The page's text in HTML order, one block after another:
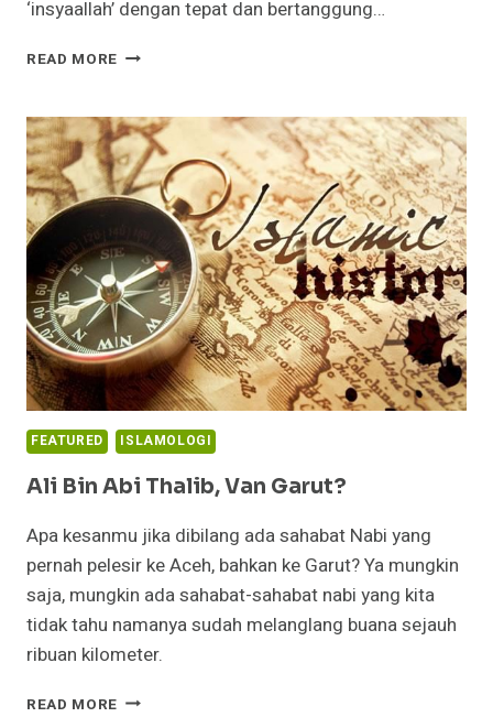
‘insyaallah’ dengan tepat dan bertanggung…
READ MORE BEBERAPA
“INSYAALLAH”
FEATURED ISLAMOLOGI
Ali Bin Abi Thalib, Van Garut?
Apa kesanmu jika dibilang ada sahabat Nabi yang
pernah pelesir ke Aceh, bahkan ke Garut? Ya mungkin
saja, mungkin ada sahabat-sahabat nabi yang kita
tidak tahu namanya sudah melanglang buana sejauh
ribuan kilometer.
READ MORE ALI